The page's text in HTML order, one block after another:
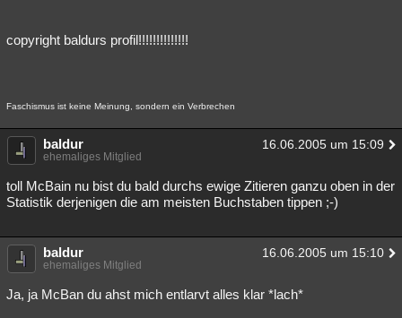
copyright baldurs profil!!!!!!!!!!!!!!
Faschismus ist keine Meinung, sondern ein Verbrechen
baldur 16.06.2005 um 15:09
ehemaliges Mitglied
toll McBain nu bist du bald durchs ewige Zitieren ganzu oben in der
Statistik derjenigen die am meisten Buchstaben tippen ;-)
baldur 16.06.2005 um 15:10
ehemaliges Mitglied
Ja, ja McBan du ahst mich entlarvt alles klar *lach*